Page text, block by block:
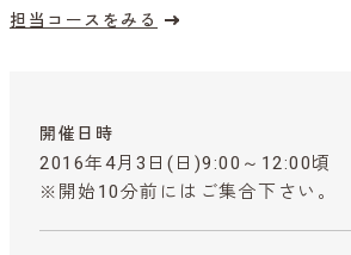
担当コースをみる
開催日時
2016年4月3日(日)9:00～12:00頃
※開始10分前にはご集合下さい。